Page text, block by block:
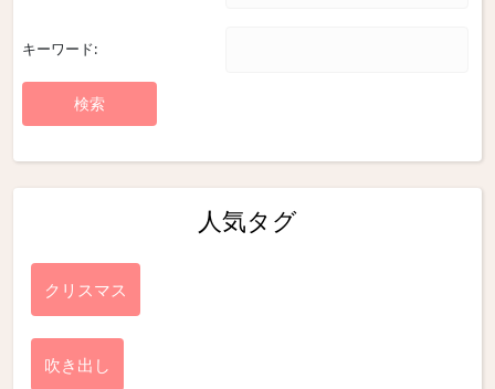
キーワード:
人気タグ
クリスマス
吹き出し